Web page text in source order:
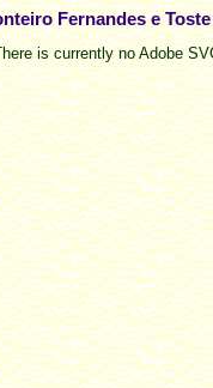
Fernandes e
is currently no Adobe